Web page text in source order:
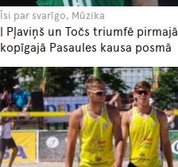
Īsi par svarīgo, Mūzika
| Pļaviņš un Točs triumfē pirmajā
kopīgajā Pasaules kausa posmā